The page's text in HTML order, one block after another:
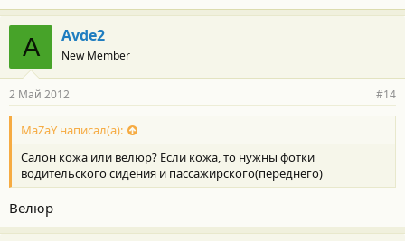
A Avde2
New Member
2 Май 2012 #14
MaZaY написал(а):
Салон кожа или велюр? Если кожа, то нужны фотки
водительского сидения и пассажирского(переднего)
Велюр